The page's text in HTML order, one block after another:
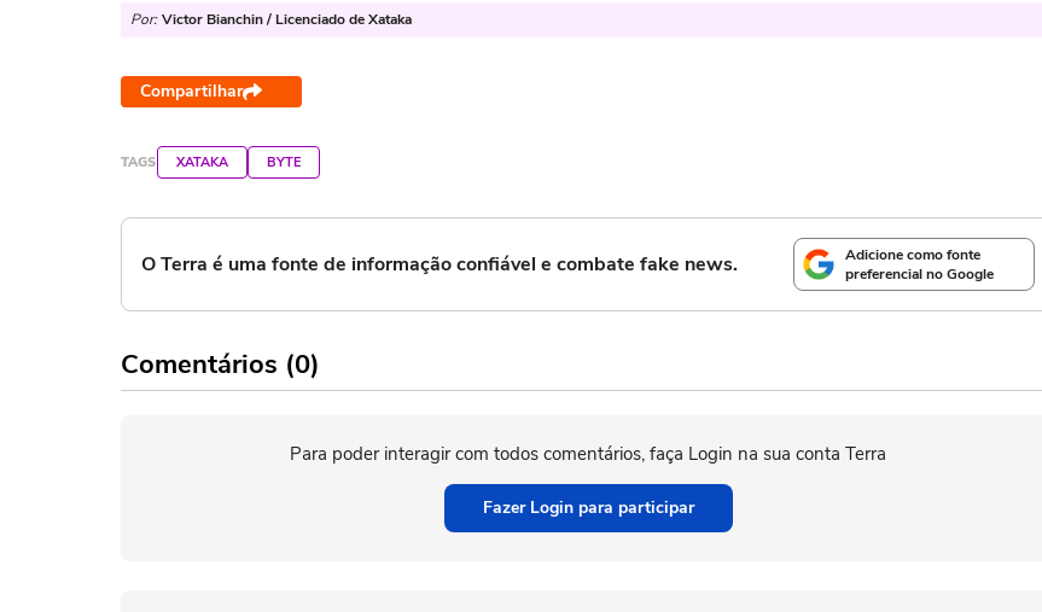
Por: Victor Bianchin / Licenciado de Xataka
Compartilhar
TAGS XATAKA BYTE
O Terra é uma fonte de informação confiável e combate fake news.
Adicione como fonte
preferencial no Google
Comentários (0)
Para poder interagir com todos comentários, faça Login na sua conta Terra
Fazer Login para participar